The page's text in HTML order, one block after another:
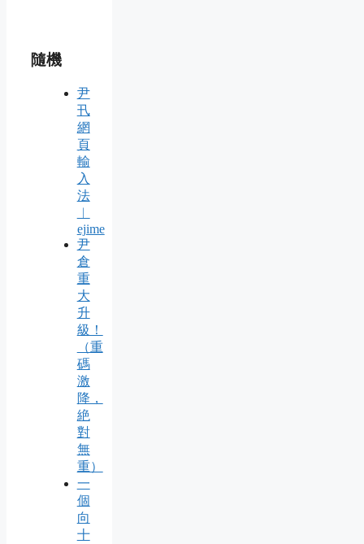
隨機
尹
卂
網
頁
輸
入
法
︱
ejime
尹
倉
重
大
升
級！
（重
碼
激
降，
絶
對
無
重）
一
個
向
十